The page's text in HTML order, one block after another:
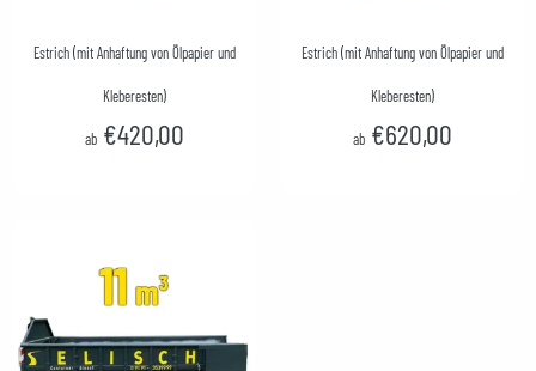
Estrich (mit Anhaftung von Ölpapier und
Kleberesten)
ab €420,00
Estrich (mit Anhaftung von Ölpapier und
Kleberesten)
ab €620,00